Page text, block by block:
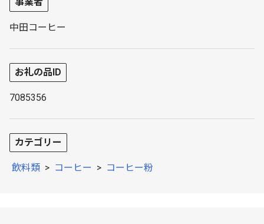
中田コーヒー
お礼の品ID
7085356
カテゴリー
飲料類 > コーヒー > コーヒー粉